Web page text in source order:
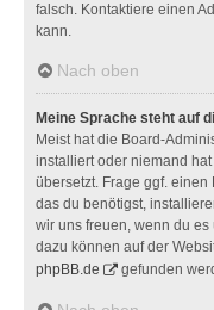
falsch. Kontaktiere einen
kann.
Nach oben
Meine Sprache steht auf
Meist hat die Board-
installiert oder niemand
übersetzt. Frage ggf.
das du benötigst,
wir uns freuen, wenn du
dazu können auf der
phpBB.de
gefunden